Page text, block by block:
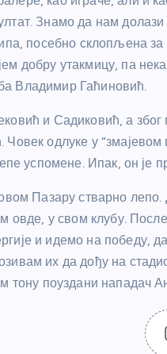
Знамо да нам долази
посебно склопљена
добру утакмицу, па
Владимир Гаћиновић.
и Садиковић, а
одлуке у
успомене. Ипак, он је
Пазару стварно
овде, у свом клубу.
и идемо на победу,
их да дођу на
тону поуздани нападач